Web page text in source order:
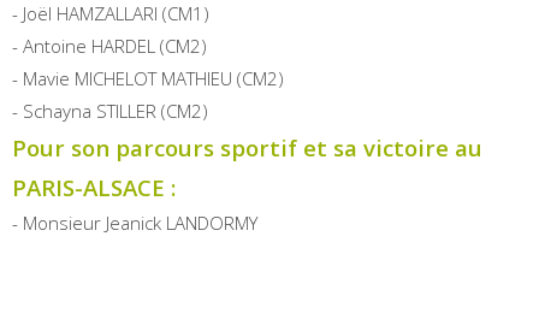
- Joël HAMZALLARI (CM1)
- Antoine HARDEL (CM2)
- Mavie MICHELOT MATHIEU (CM2)
- Schayna STILLER (CM2)
Pour son parcours sportif et sa victoire au
PARIS-ALSACE :
- Monsieur Jeanick LANDORMY